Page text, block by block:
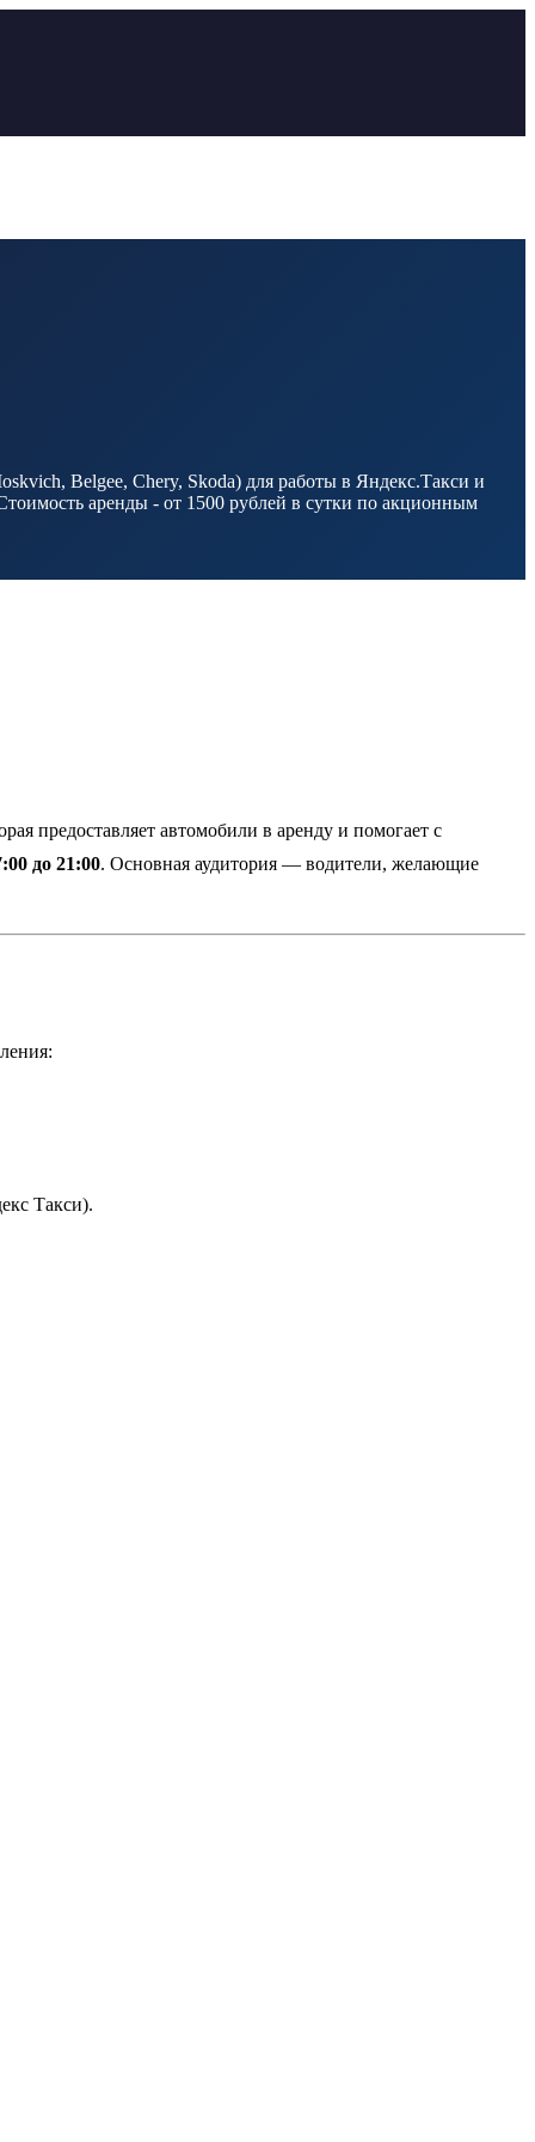
Belgee, Chery, Skoda) для работы в Яндекс.Такси и
аренды - от 1500 рублей в сутки по акционным
предоставляет автомобили в аренду и помогает с
до 21:00. Основная аудитория — водители, желающие
Такси).